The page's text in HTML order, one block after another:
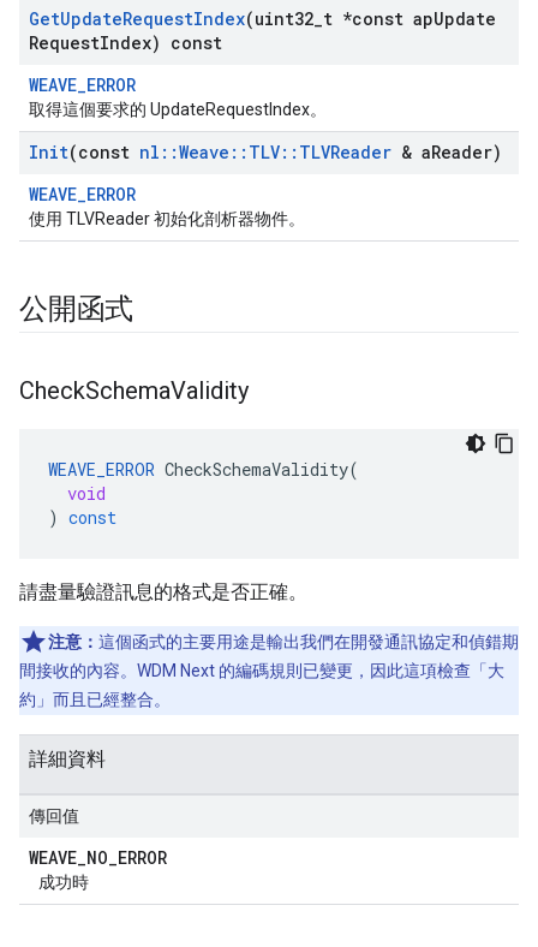
GetUpdateRequestIndex(uint32 t *const apUpdate
RequestIndex) const
WEAVE_ERROR
取得這個要求的 UpdateRequestIndex。
Init(const nl ::Weave :: TLV:: TLVReader & aReader)
WEAVE_ERROR
使用 TLVReader 初始化剖析器物件。
公開函式
CheckSchemaValidity
WEAVE_ERROR CheckSchemaValidity(
void
) const
請盡量驗證訊息的格式是否正確。
注意： 這個函式的主要用途是輸出我們在開發通訊協定和偵錯期
間接收的內容。WDM Next 的編碼規則已變更，因此這項檢查「大
約」而且已經整合。
詳細資料
傳回值
WEAVE_NO_ERROR
成功時